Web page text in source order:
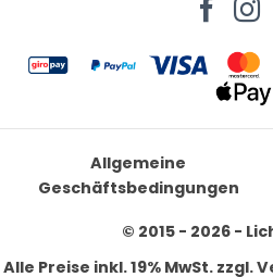
Allgemeine
Geschäftsbedingungen
© 2015 - 2026 -
Alle Preise inkl. 19% MwSt. zzgl.